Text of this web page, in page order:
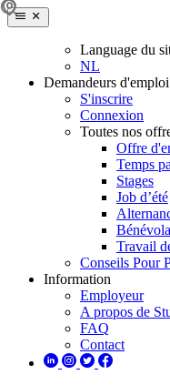
Language du
NL
Demandeurs d'emploi
S'inscrire
Connexion
Toutes nos
Offre
Temps
Stages
Job d’été
Travail
Conseils Pour
Information
Employeur
A propos de
FAQ
Contact